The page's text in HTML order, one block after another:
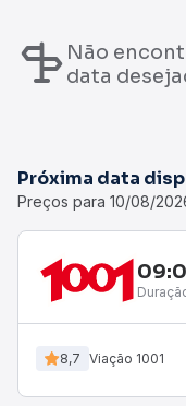
Não
data
Próxima data
Preços para 10/08/
8,7 Viação 1001